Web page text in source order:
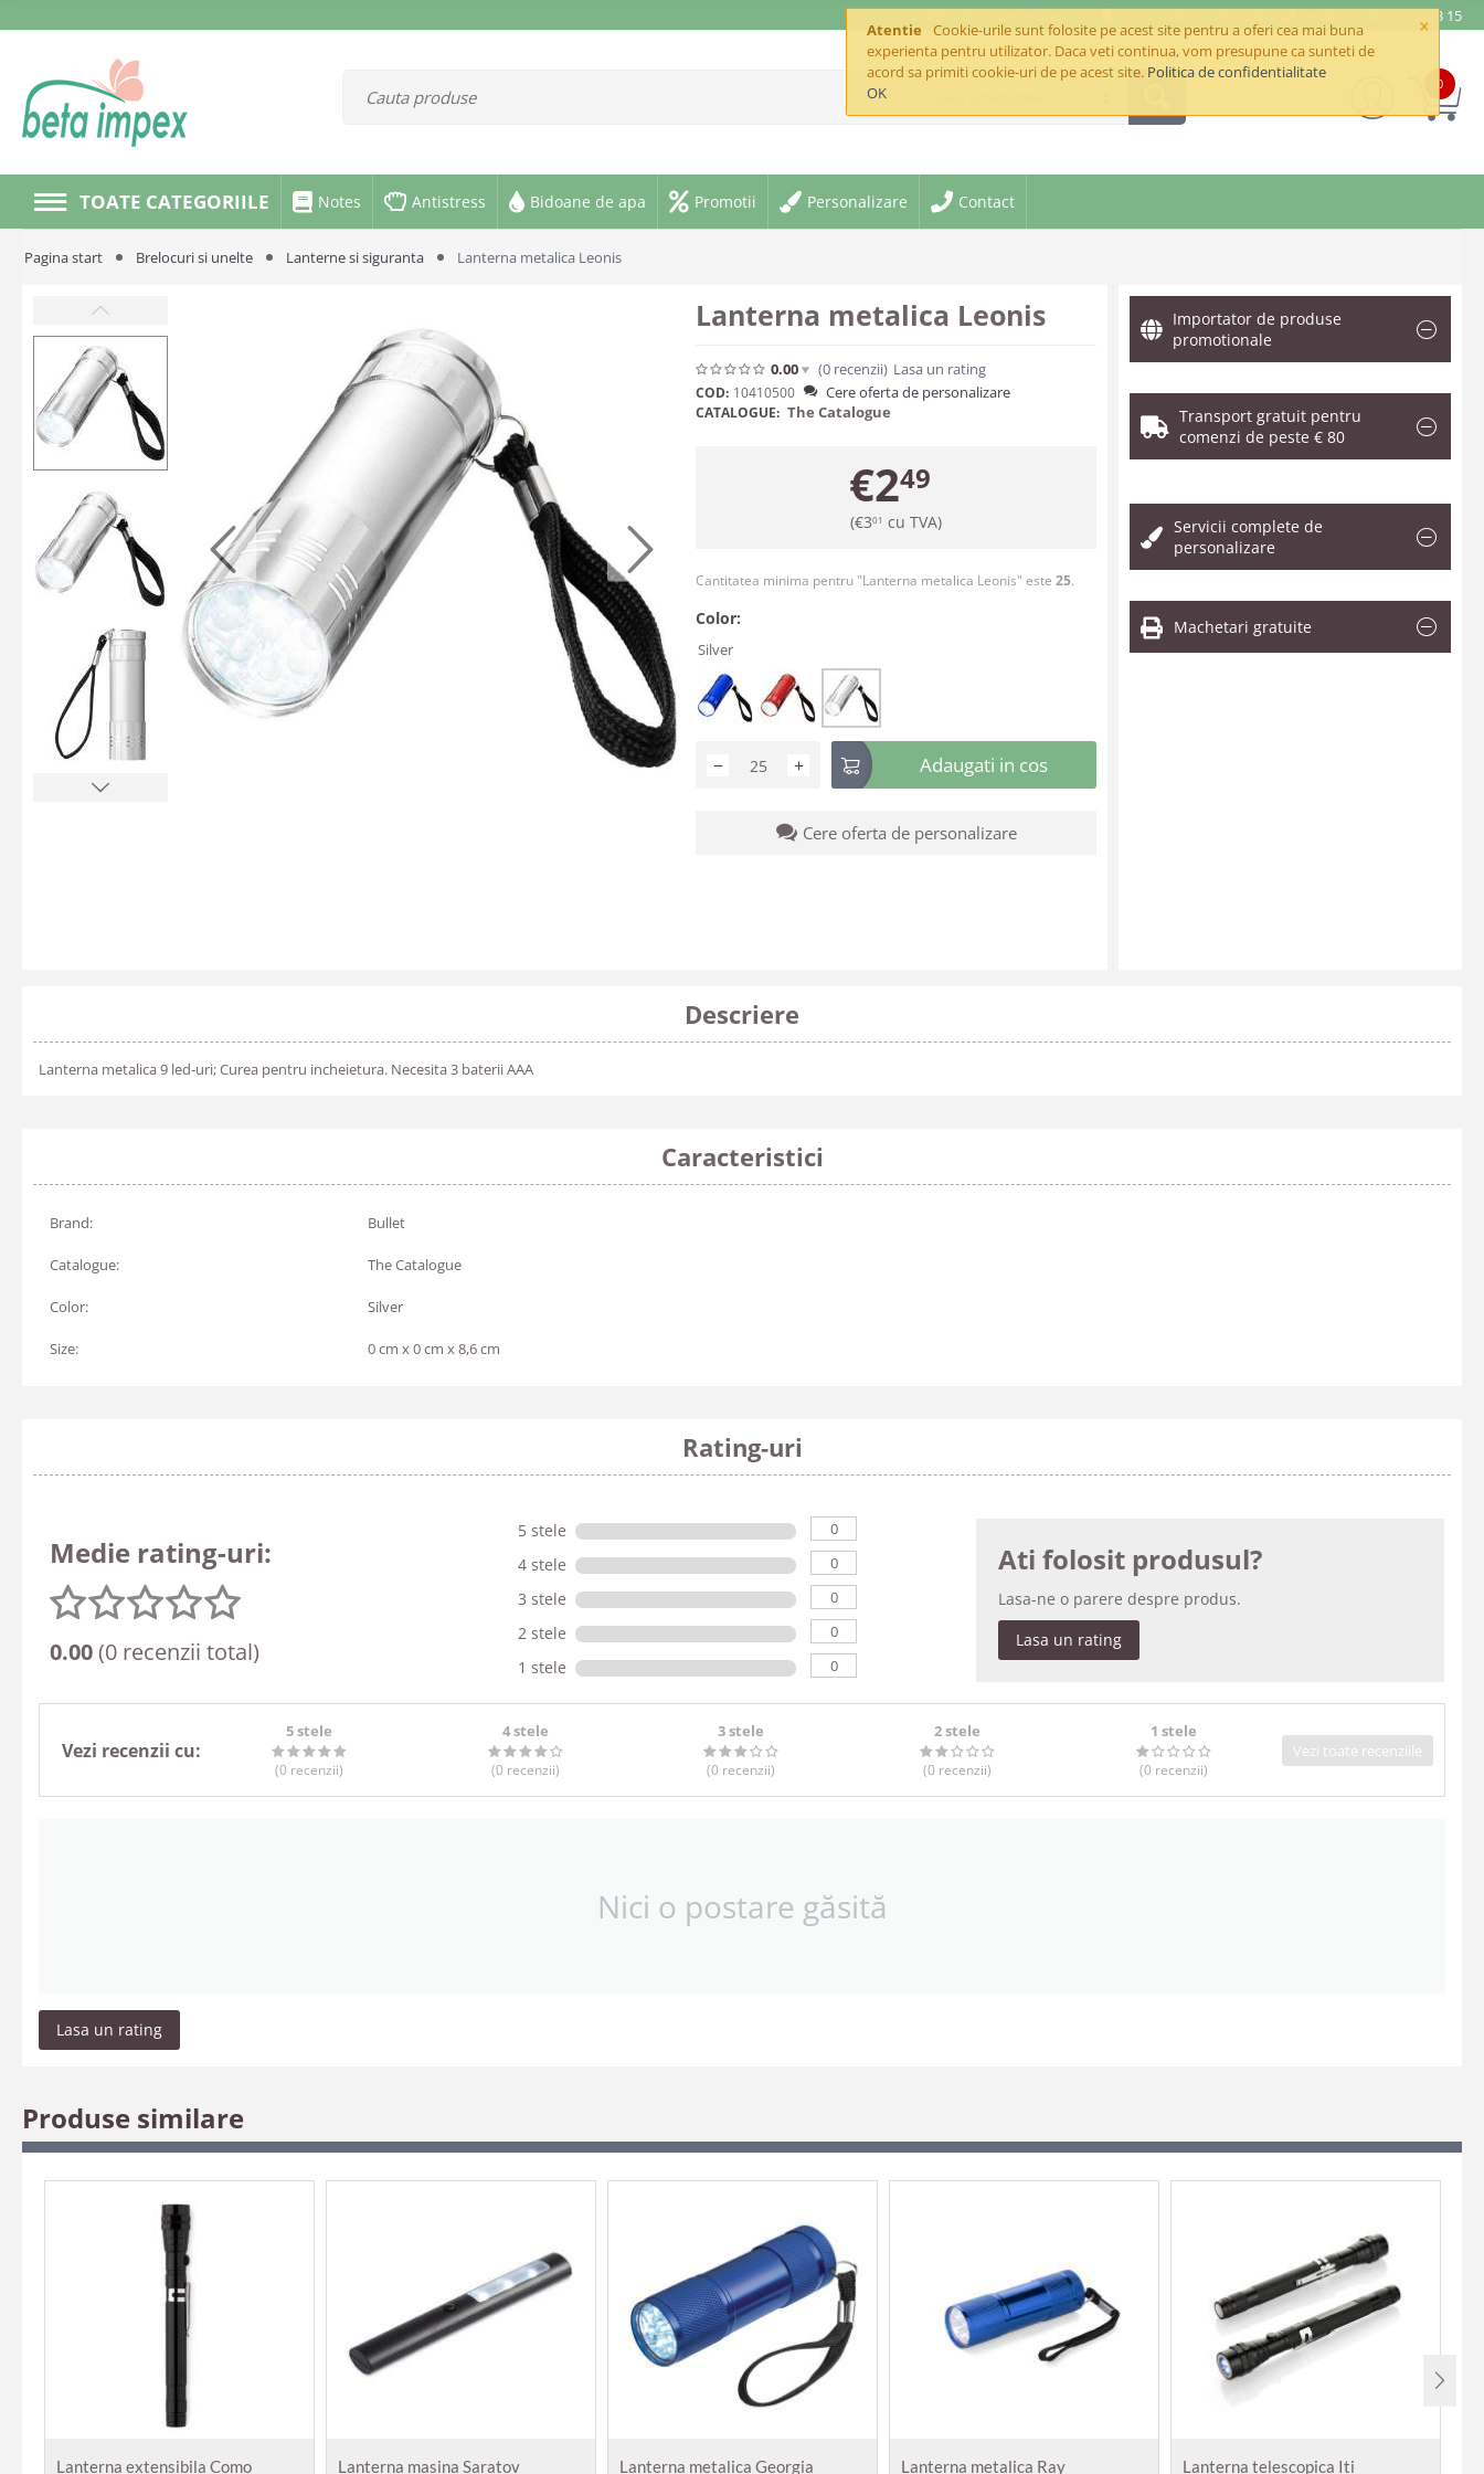
×
Atentie
Cookie-urile sunt folosite pe acest site pentru a oferi cea mai buna
experienta pentru utilizator. Daca veti continua, vom presupune ca sunteti de
acord sa primiti cookie-uri de pe acest site. Politica de confidentialitate
OK
office@betaimpex.ro Mobil: +40 722 287 335 Telefon: +40 21 320 03 15
0
TOATE CATEGORIILE Notes Antistress Bidoane de apa Promotii Personalizare Contact
Pagina start Brelocuri si unelte Lanterne si siguranta Lanterna metalica Leonis
Lanterna metalica Leonis
0.00 (0 recenzii) Lasa un rating
COD: 10410500 Cere oferta de personalizare
CATALOGUE: The Catalogue
€249
(€301 cu TVA)
Cantitatea minima pentru "Lanterna metalica Leonis" este 25.
Color:
Silver
+
− Adaugati in cos
Cere oferta de personalizare
Importator de produse
promotionale
Transport gratuit pentru
comenzi de peste € 80
Servicii complete de
personalizare
Machetari gratuite
Descriere
Lanterna metalica 9 led-uri; Curea pentru incheietura. Necesita 3 baterii AAA
Caracteristici
Brand: Bullet
Catalogue: The Catalogue
Color: Silver
Size: 0 cm x 0 cm x 8,6 cm
Rating-uri
Medie rating-uri:
0.00(0 recenzii total)
5 stele 0
4 stele 0
3 stele 0
2 stele 0
1 stele 0
Ati folosit produsul?
Lasa-ne o parere despre produs.
Lasa un rating
Vezi recenzii cu:
5 stele
(0 recenzii)
4 stele
(0 recenzii)
3 stele
(0 recenzii)
2 stele
(0 recenzii)
1 stele
(0 recenzii)
Vezi toate recenziile
Nici o postare găsită
Lasa un rating
Produse similare
Lanterna extensibila Como Lanterna masina Saratov Lanterna metalica Georgia Lanterna metalica Ray Lanterna telescopica Iti